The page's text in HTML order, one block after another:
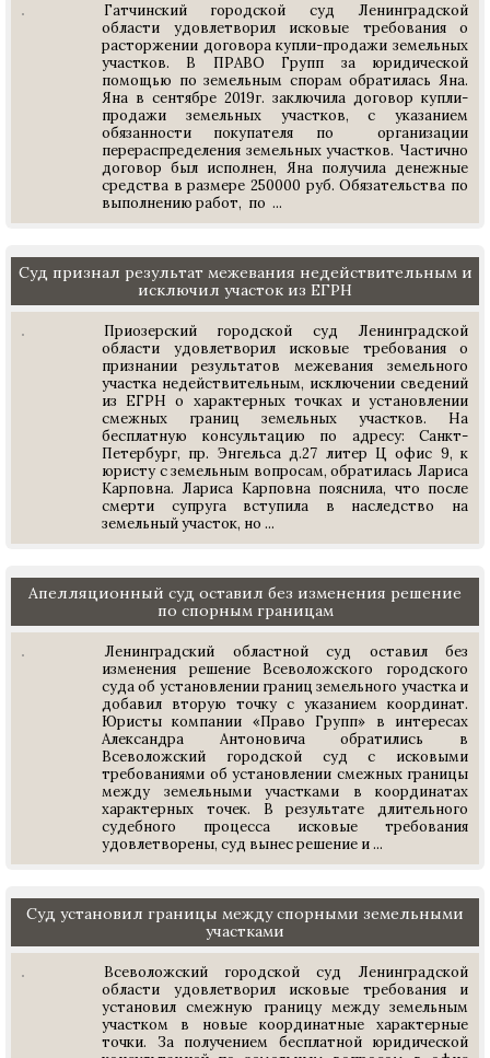
Гатчинский городской суд Ленинградской
области удовлетворил исковые требования о
расторжении договора купли-продажи земельных
участков. В ПРАВО Групп за юридической
помощью по земельным спорам обратилась Яна.
Яна в сентябре 2019г. заключила договор купли-
продажи земельных участков, с указанием
обязанности покупателя по организации
перераспределения земельных участков. Частично
договор был исполнен, Яна получила денежные
средства в размере 250000 руб. Обязательства по
выполнению работ, по ...
Суд признал результат межевания недействительным и
исключил участок из ЕГРН
Приозерский городской суд Ленинградской
области удовлетворил исковые требования о
признании результатов межевания земельного
участка недействительным, исключении сведений
из ЕГРН о характерных точках и установлении
смежных границ земельных участков. На
бесплатную консультацию по адресу: Санкт-
Петербург, пр. Энгельса д.27 литер Ц офис 9, к
юристу с земельным вопросам, обратилась Лариса
Карповна. Лариса Карповна пояснила, что после
смерти супруга вступила в наследство на
земельный участок, но ...
Апелляционный суд оставил без изменения решение
по спорным границам
Ленинградский областной суд оставил без
изменения решение Всеволожского городского
суда об установлении границ земельного участка и
добавил вторую точку с указанием координат.
Юристы компании «Право Групп» в интересах
Александра Антоновича обратились в
Всеволожский городской суд с исковыми
требованиями об установлении смежных границы
между земельными участками в координатах
характерных точек. В результате длительного
судебного процесса исковые требования
удовлетворены, суд вынес решение и ...
Суд установил границы между спорными земельными
участками
Всеволожский городской суд Ленинградской
области удовлетворил исковые требования и
установил смежную границу между земельным
участком в новые координатные характерные
точки. За получением бесплатной юридической